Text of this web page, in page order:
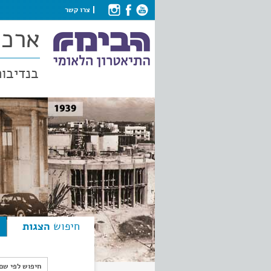
צרו קשר
חיפוש הצגות
חיפוש לפי